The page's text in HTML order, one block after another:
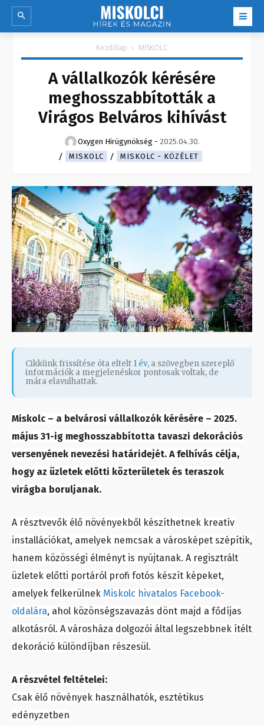
Kezdőlap MISKOLC
A vállalkozók kérésére
meghosszabbították a
Virágos Belváros kihívást
Oxygen Hirügynökség - 2025.04.30.
MISKOLC
MISKOLC - KÖZÉLET
Cikkünk frissítése óta eltelt 1 év, a szövegben szereplő
információk a megjelenéskor pontosak voltak, de
mára elavulhattak.
Miskolc – a belvárosi vállalkozók kérésére – 2025.
május 31-ig meghosszabbította tavaszi dekorációs
versenyének nevezési határidejét. A felhívás célja,
hogy az üzletek előtti közterületek és teraszok
virágba boruljanak.
A résztvevők élő növényekből készíthetnek kreatív
installációkat, amelyek nemcsak a városképet szépítik,
hanem közösségi élményt is nyújtanak. A regisztrált
üzletek előtti portáról profi fotós készít képeket,
amelyek felkerülnek Miskolc hivatalos Facebook-
oldalára, ahol közönségszavazás dönt majd a fődíjas
alkotásról. A városháza dolgozói által legszebbnek ítélt
dekoráció különdíjban részesül.
A részvétel feltételei:
Csak élő növények használhatók, esztétikus
edényzetben